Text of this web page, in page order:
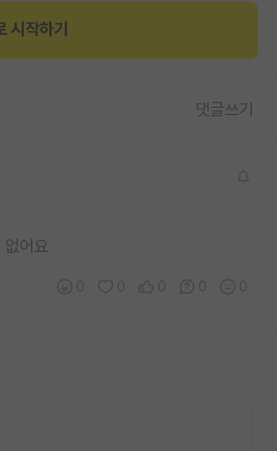
시작하기
댓글쓰기
어요